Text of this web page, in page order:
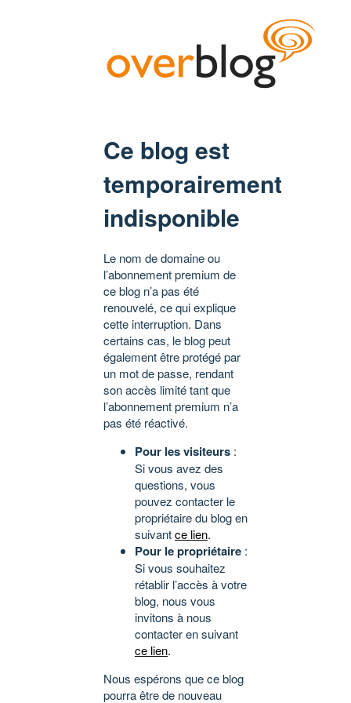
Ce blog est
temporairement
indisponible
Le nom de domaine ou
l’abonnement premium de
ce blog n’a pas été
renouvelé, ce qui explique
cette interruption. Dans
certains cas, le blog peut
également être protégé par
un mot de passe, rendant
son accès limité tant que
l’abonnement premium n’a
pas été réactivé.
Pour les visiteurs :
Si vous avez des
questions, vous
pouvez contacter le
propriétaire du blog en
suivantce lien.
Pour le propriétaire :
Si vous souhaitez
rétablir l’accès à votre
blog, nous vous
invitons à nous
contacter en suivant
ce lien.
Nous espérons que ce blog
pourra être de nouveau